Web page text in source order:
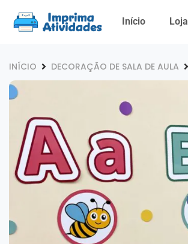
Início Loja
INÍCIO DECORAÇÃO DE SALA DE AULA